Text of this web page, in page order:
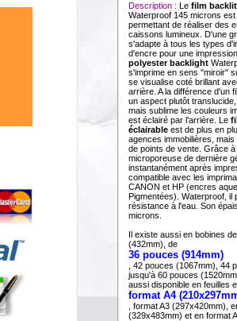
Description : Le film
Waterproof 145 microns
permettant de réaliser des
caissons lumineux. D'une
s'adapte à tous les types
d'encre pour une
polyester backlight
s'imprime en sens "miroir"
se visualise coté brillant
arrière. A la différence d'un
un aspect plutôt
mais sublime les couleurs
est éclairé par l'arrière. Le
éclairable est de plus en
agences immobilières,
de points de vente. Grâce
microporeuse de dernière
instantanément après
compatible avec les
CANON et HP (encres
Pigmentées). Waterproof, il
résistance à l'eau. Son
microns.
Il existe aussi en bobines
(432mm), de
36 pouces (914mm)
, 42 pouces (1067mm), 44
jusqu'à 60 pouces
aussi disponible en feuilles
format A4
, format A3 (297x420mm),
(329x483mm) et en format